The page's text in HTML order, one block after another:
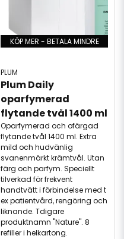
KÖP MER - BETALA MINDRE
PLUM
Plum Daily
oparfymerad
flytande tvål 1400 ml
Oparfymerad och ofärgad
flytande tvål 1400 ml. Extra
mild och hudvänlig
svanenmärkt krämtvål. Utan
färg och parfym. Speciellt
tilverkad för frekvent
handtvätt i förbindelse med t
ex patientvård, rengöring och
liknande. Tdigare
produktnamn "Nature". 8
refiller i helkartong.